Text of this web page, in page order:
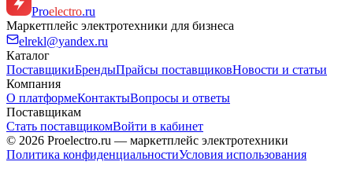
Proelectro.ru
Маркетплейс электротехники для бизнеса
elrekl@yandex.ru
Каталог
ПоставщикиБрендыПрайсы поставщиковНовости и статьи
Компания
О платформеКонтактыВопросы и ответы
Поставщикам
Стать поставщикомВойти в кабинет
© 2026 Proelectro.ru — маркетплейс электротехники
Политика конфиденциальностиУсловия использования